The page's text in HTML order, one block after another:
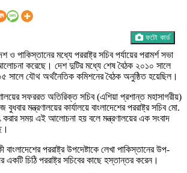
ফটো কার্ড
ও পাকিস্তানের মধ্যে পররাষ্ট্র সচিব পর্যায়ের পরামর্শ সভা
করেছে। দেশ দুটির মধ্যে শেষ বৈঠক ২০১০ সালে
সালে যৌথ অর্থনৈতিক কমিশনের বৈঠক অনুষ্ঠিত হয়েছিল।
সফররত অতিরিক্ত সচিব (এশিয়া প্রশান্ত মহাসাগরীয়)
মন্ত্রণালয়ের কার্যালয়ে বাংলাদেশের পররাষ্ট্র সচিব মো.
করার সময় এই আলোচনা হয় বলে মন্ত্রণালয়ের এক সংবাদ
পররাষ্ট্র উপদেষ্টাকে লেখা পাকিস্তানের উপ-
একটি চিঠি পররাষ্ট্র সচিবের কাছে হস্তান্তর করেন।